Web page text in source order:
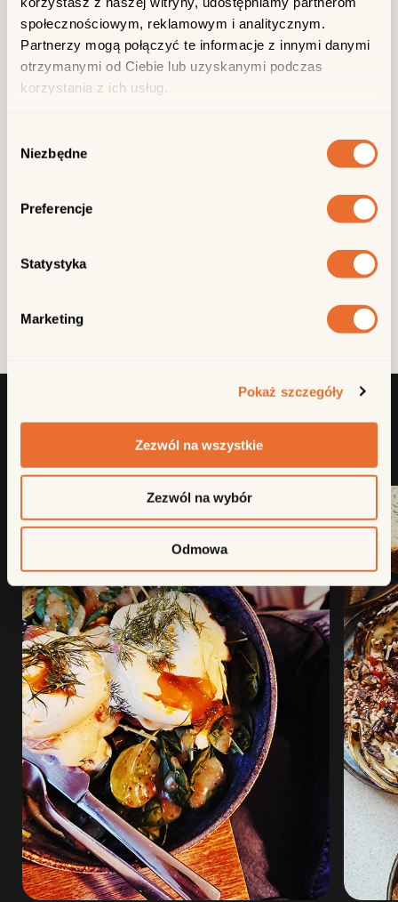
społecznościowym, reklamowym i analitycznym.
Partnerzy mogą połączyć te informacje z innymi danymi
otrzymanymi od Ciebie lub uzyskanymi podczas
korzystania z ich usług.
zgody
Niezbędne
Preferencje
Statystyka
Marketing
Pokaż szczegóły
Zezwól na wszystkie
Zezwól na wybór
Odmowa
Podgórna 13, 61-828 Poznań
WYŚLIJ ZNAJOMYM
ZOBACZ PODOBNE